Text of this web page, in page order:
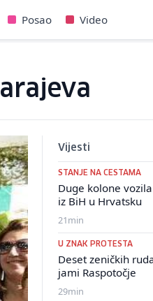
Posao Video
Vijesti
STANJE NA CESTAMA
Duge kolone
iz BiH u Hrvatsku
21min
U ZNAK PROTESTA
Deset zeničkih
jami Raspotočje
29min